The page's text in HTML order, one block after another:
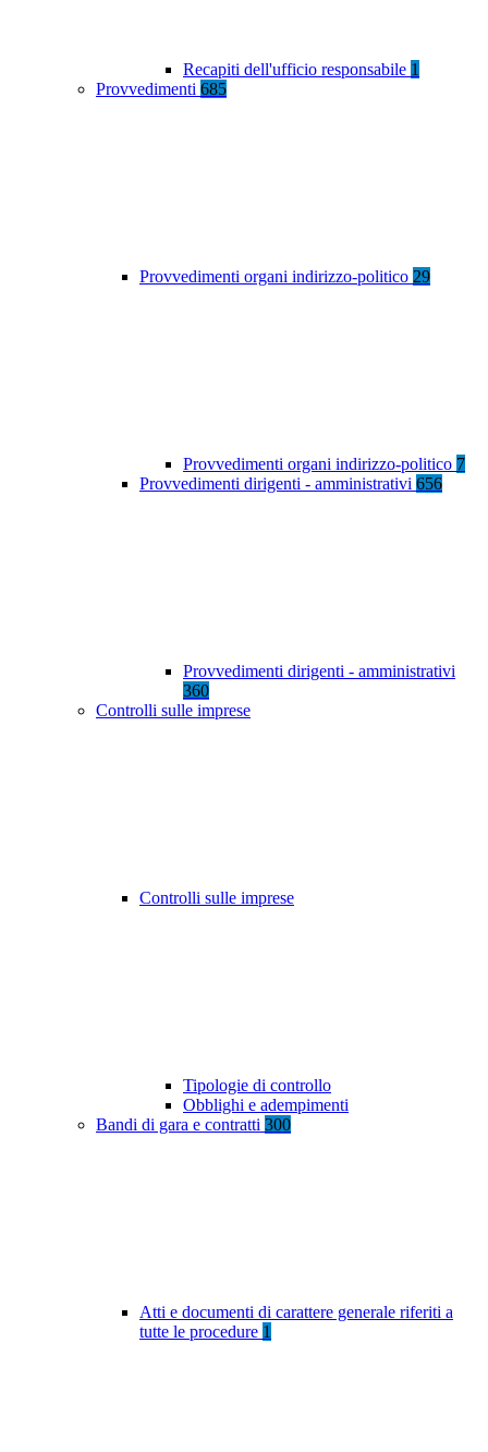
Recapiti dell'ufficio responsabile 1
Provvedimenti 685
Provvedimenti organi indirizzo-politico 29
Provvedimenti organi indirizzo-politico 7
Provvedimenti dirigenti - amministrativi 656
Provvedimenti dirigenti - amministrativi
360
Controlli sulle imprese
Controlli sulle imprese
Tipologie di controllo
Obblighi e adempimenti
Bandi di gara e contratti 300
Atti e documenti di carattere generale riferiti a
tutte le procedure 1